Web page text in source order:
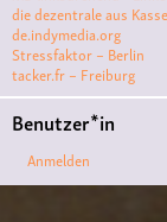
VKqueer
#filmclub
LACKBOX
sstellung
die dezentrale aus
de.indymedia.org
Stressfaktor – Berlin
tacker.fr – Freiburg
Benutzer*in
Anmelden